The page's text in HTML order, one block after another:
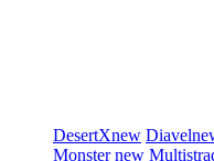
DesertXnew Diavel
Monsternew